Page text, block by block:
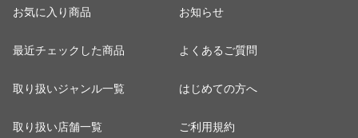
お気に入り商品
最近チェックした商品
取り扱いジャンル一覧
取り扱い店舗一覧
お知らせ
よくあるご質問
はじめての方へ
ご利用規約